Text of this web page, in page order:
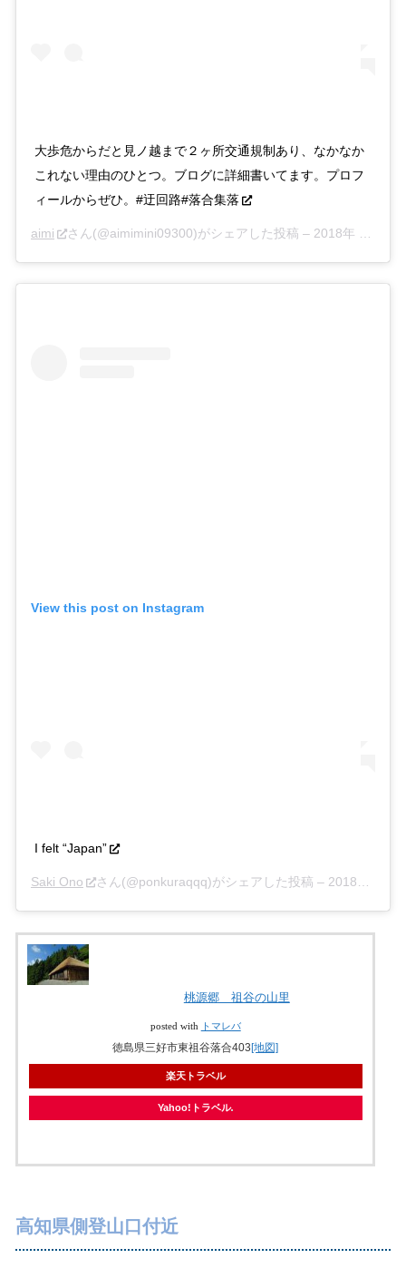
大歩危からだと見ノ越まで２ヶ所交通規制あり、なかなか
これない理由のひとつ。ブログに詳細書いてます。プロフ
ィールからぜひ。#迂回路#落合集落
aimi さん(@aimimini09300)がシェアした投稿 – 2018年 8月月3日午後4時31分PDT
View this post on Instagram
I felt “Japan”
Saki Ono さん(@ponkuraqqq)がシェアした投稿 – 2018年 5月月7日午前4時25分PDT
桃源郷 祖谷の山里
posted with トマレバ
徳島県三好市東祖谷落合403[地図]
楽天トラベル
Yahoo!トラベル
高知県側登山口付近